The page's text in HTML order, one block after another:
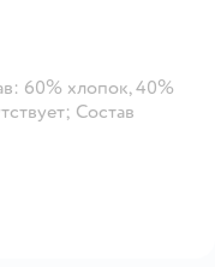
60% хлопок, 40%
Состав